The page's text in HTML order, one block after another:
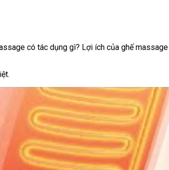
có tác dụng gì? Lợi ích của ghế